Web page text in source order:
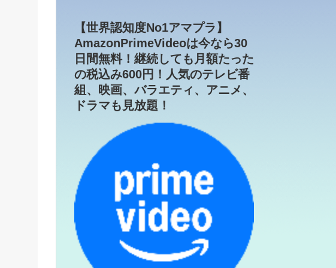
【世界認知度No1アマプラ】
AmazonPrimeVideoは今なら30
日間無料！継続しても月額たった
の税込み600円！人気のテレビ番
組、映画、バラエティ、アニメ、
ドラマも見放題！